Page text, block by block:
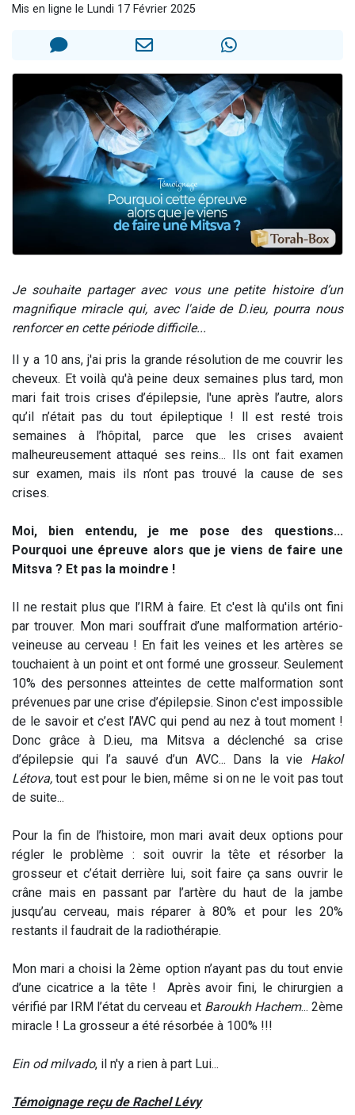
3 personnes viennent de faire un don pour Événements Torah-Box
Il reste 49 places pour étudier en groupe sur Zoom
Mis en ligne le Lundi 17 Février 2025
Je souhaite partager avec vous une petite histoire d’un
magnifique miracle qui, avec l'aide de D.ieu, pourra nous
renforcer en cette période difficile...
Il y a 10 ans, j'ai pris la grande résolution de me couvrir les
cheveux. Et voilà qu'à peine deux semaines plus tard, mon
mari fait trois crises d’épilepsie, l'une après l’autre, alors
qu’il n’était pas du tout épileptique ! ll est resté trois
semaines à l’hôpital, parce que les crises avaient
malheureusement attaqué ses reins... Ils ont fait examen
sur examen, mais ils n’ont pas trouvé la cause de ses
crises.
Moi, bien entendu, je me pose des questions...
Pourquoi une épreuve alors que je viens de faire une
Mitsva ? Et pas la moindre !
Il ne restait plus que l’IRM à faire. Et c'est là qu'ils ont fini
par trouver. Mon mari souffrait d’une malformation artério-
veineuse au cerveau ! En fait les veines et les artères se
touchaient à un point et ont formé une grosseur. Seulement
10% des personnes atteintes de cette malformation sont
prévenues par une crise d’épilepsie. Sinon c'est impossible
de le savoir et c’est l’AVC qui pend au nez à tout moment !
Donc grâce à D.ieu, ma Mitsva a déclenché sa crise
d’épilepsie qui l’a sauvé d’un AVC... Dans la vie Hakol
Létova, tout est pour le bien, même si on ne le voit pas tout
de suite...
Pour la fin de l’histoire, mon mari avait deux options pour
régler le problème : soit ouvrir la tête et résorber la
grosseur et c’était derrière lui, soit faire ça sans ouvrir le
crâne mais en passant par l’artère du haut de la jambe
jusqu’au cerveau, mais réparer à 80% et pour les 20%
restants il faudrait de la radiothérapie.
Mon mari a choisi la 2ème option n’ayant pas du tout envie
d’une cicatrice a la tête ! Après avoir fini, le chirurgien a
vérifié par IRM l’état du cerveau et Baroukh Hachem... 2ème
miracle ! La grosseur a été résorbée à 100% !!!
Ein od milvado, il n'y a rien à part Lui...
Témoignage reçu de Rachel Lévy